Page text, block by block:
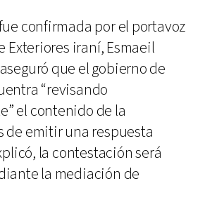
confirmada por el portavoz
Exteriores iraní, Esmaeil
que el gobierno de
“revisando
el contenido de la
de emitir una respuesta
la contestación será
la mediación de